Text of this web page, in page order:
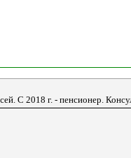
С 2018 г. - пенсионер.